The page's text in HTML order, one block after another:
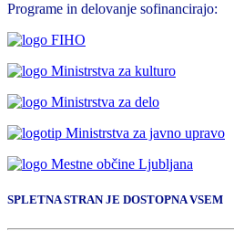
Programe in delovanje sofinancirajo:
SPLETNA STRAN JE DOSTOPNA VSEM